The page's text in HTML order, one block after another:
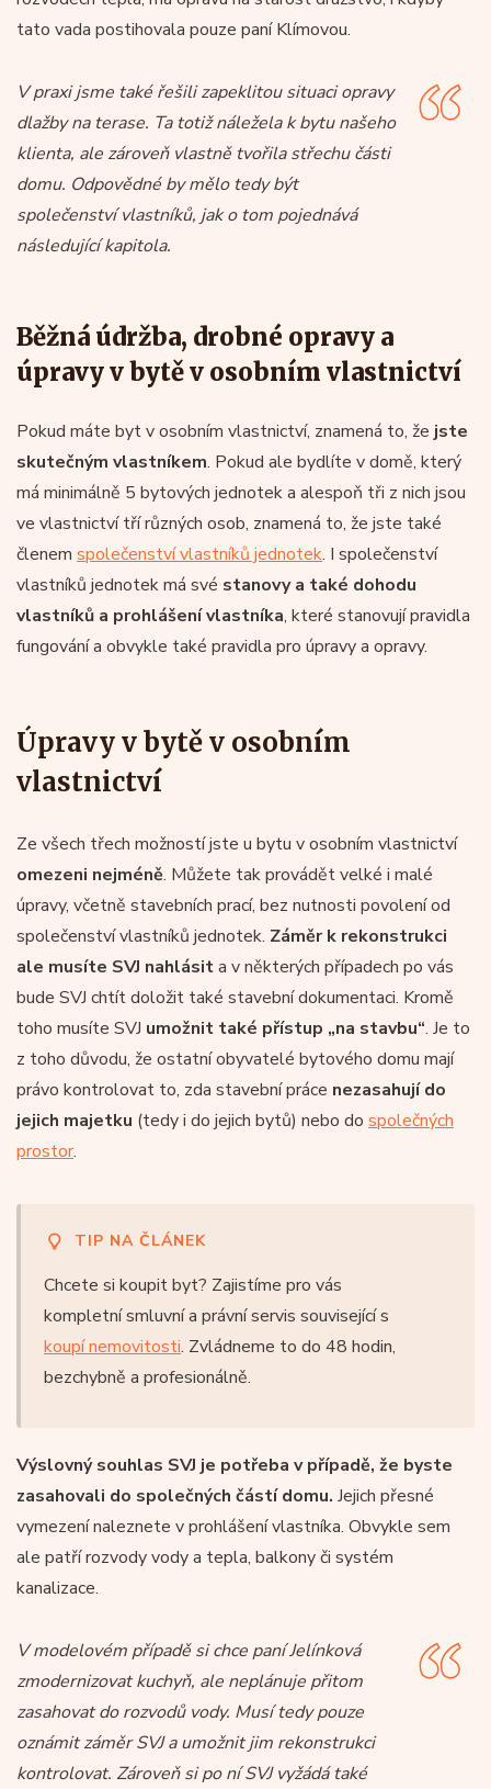
tato vada postihovala pouze paní Klímovou.
V praxi jsme také řešili zapeklitou situaci opravy
dlažby na terase. Ta totiž náležela k bytu našeho
klienta, ale zároveň vlastně tvořila střechu části
domu. Odpovědné by mělo tedy být
společenství vlastníků, jak o tom pojednává
následující kapitola.
Běžná údržba, drobné opravy a
úpravy v bytě v osobním vlastnictví
Pokud máte byt v osobním vlastnictví, znamená to, že jste
skutečným vlastníkem. Pokud ale bydlíte v domě, který
má minimálně 5 bytových jednotek a alespoň tři z nich jsou
ve vlastnictví tří různých osob, znamená to, že jste také
členem společenství vlastníků jednotek. I společenství
vlastníků jednotek má své stanovy a také dohodu
vlastníků a prohlášení vlastníka, které stanovují pravidla
fungování a obvykle také pravidla pro úpravy a opravy.
Úpravy v bytě v osobním
vlastnictví
Ze všech třech možností jste u bytu v osobním vlastnictví
omezeni nejméně. Můžete tak provádět velké i malé
úpravy, včetně stavebních prací, bez nutnosti povolení od
společenství vlastníků jednotek. Záměr k rekonstrukci
ale musíte SVJ nahlásita v některých případech po vás
bude SVJ chtít doložit také stavební dokumentaci. Kromě
toho musíte SVJ umožnit také přístup „na stavbu“. Je to
z toho důvodu, že ostatní obyvatelé bytového domu mají
právo kontrolovat to, zda stavební práce nezasahují do
jejich majetku (tedy i do jejich bytů) nebo do společných
prostor.
TIP NA ČLÁNEK
Chcete si koupit byt? Zajistíme pro vás
kompletní smluvní a právní servis související s
koupí nemovitosti. Zvládneme to do 48 hodin,
bezchybně a profesionálně.
Výslovný souhlas SVJ je potřeba v případě, že byste
zasahovali do společných částí domu. Jejich přesné
vymezení naleznete v prohlášení vlastníka. Obvykle sem
ale patří rozvody vody a tepla, balkony či systém
kanalizace.
V modelovém případě si chce paní Jelínková
zmodernizovat kuchyň, ale neplánuje přitom
zasahovat do rozvodů vody. Musí tedy pouze
oznámit záměr SVJ a umožnit jim rekonstrukci
kontrolovat. Zároveň si po ní SVJ vyžádá také